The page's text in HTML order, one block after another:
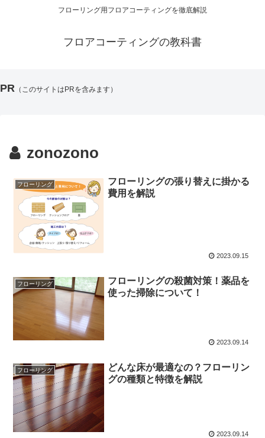
フローリング用フロアコーティングを徹底解説
フロアコーティングの教科書
PR （このサイトはPRを含みます）
zonozono
フローリング
フローリングの張り替えに掛かる
費用を解説
2023.09.15
フローリング
フローリングの殺菌対策！薬品を
使った掃除について！
2023.09.14
フローリング
どんな床が最適なの？フローリン
グの種類と特徴を解説
2023.09.14